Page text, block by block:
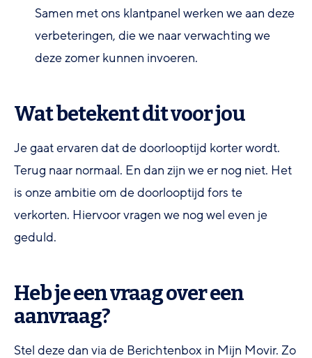
Samen met ons klantpanel werken we aan deze
verbeteringen, die we naar verwachting we
deze zomer kunnen invoeren.
Wat betekent dit voor jou
Je gaat ervaren dat de doorlooptijd korter wordt.
Terug naar normaal. En dan zijn we er nog niet. Het
is onze ambitie om de doorlooptijd fors te
verkorten. Hiervoor vragen we nog wel even je
geduld.
Heb je een vraag over een
aanvraag?
Stel deze dan via de Berichtenbox in Mijn Movir. Zo